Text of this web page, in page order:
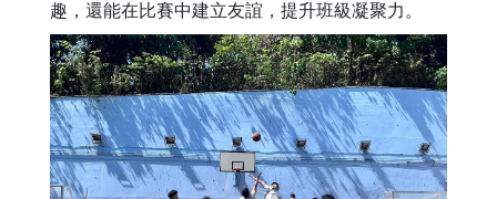
趣，還能在比賽中建立友誼，提升班級凝聚力。